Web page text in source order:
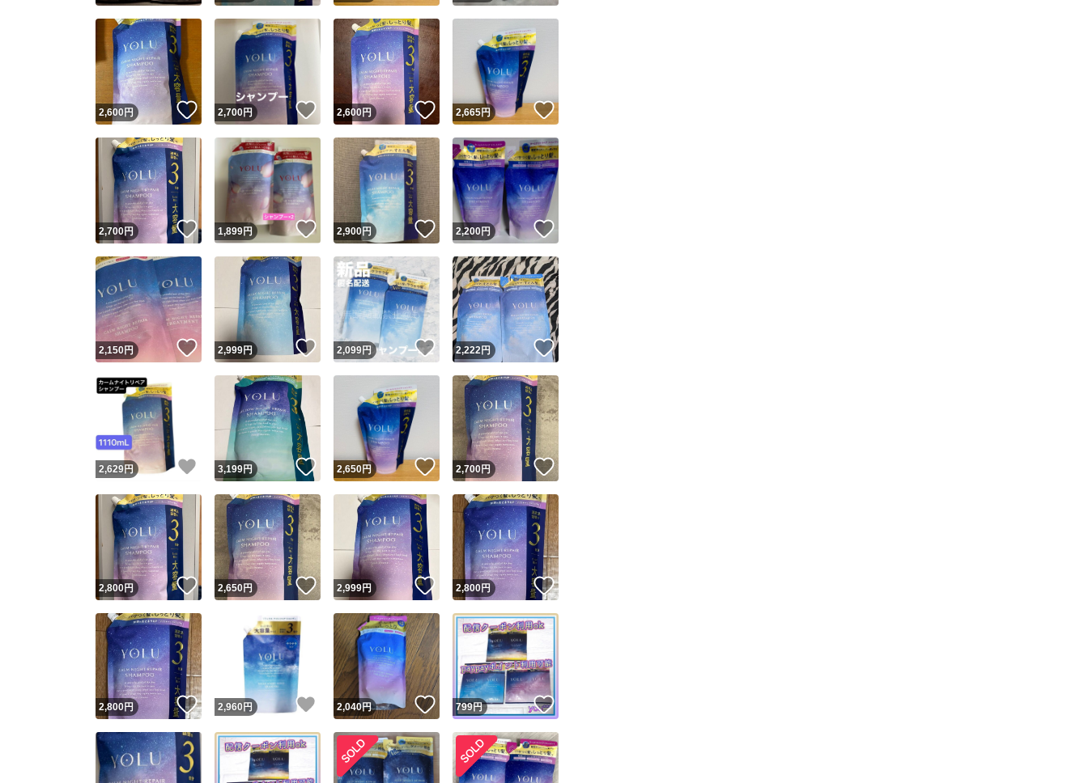
2,600円 いいね！
2,700円 いいね！
2,600円 いいね！
2,665円 いいね！
2,700円 いいね！
1,899円 いいね！
2,900円 いいね！
2,200円
2,150円 いいね！
2,999円 いいね！
2,099円 いいね！
2,222円 いいね！
2,629円 いいね！
3,199円 いいね！
2,650円 いいね！
2,700円 いいね！
2,800円 いいね！
2,650円 いいね！
2,999円 いいね！
2,800円 いいね！
2,800円 いいね！
2,960 円 いいね！
2,040円 いいね！
799円